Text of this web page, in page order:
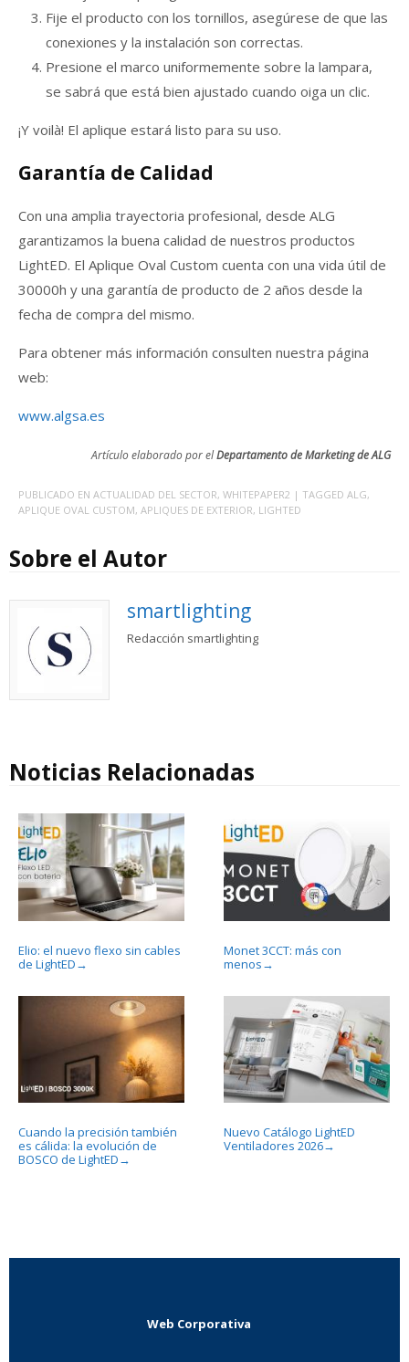
Fije el producto con los tornillos, asegúrese de que las
conexiones y la instalación son correctas.
Presione el marco uniformemente sobre la lampara,
se sabrá que está bien ajustado cuando oiga un clic.
¡Y voilà! El aplique estará listo para su uso.
Garantía de Calidad
Con una amplia trayectoria profesional, desde ALG
garantizamos la buena calidad de nuestros productos
LightED. El Aplique Oval Custom cuenta con una vida útil de
30000h y una garantía de producto de 2 años desde la
fecha de compra del mismo.
Para obtener más información consulten nuestra página
web:
www.algsa.es
Artículo elaborado por elDepartamento de Marketing de ALG
PUBLICADO EN ACTUALIDAD DEL SECTOR, WHITEPAPER2 | TAGGED ALG,
APLIQUE OVAL CUSTOM, APLIQUES DE EXTERIOR, LIGHTED
Sobre el Autor
smartlighting
Redacción smartlighting
Noticias Relacionadas
Elio: el nuevo flexo sin cables
de LightED →
Monet 3CCT: más con
menos →
Cuando la precisión también
es cálida: la evolución de
BOSCO de LightED →
Nuevo Catálogo LightED
Ventiladores 2026→
Web Corporativa